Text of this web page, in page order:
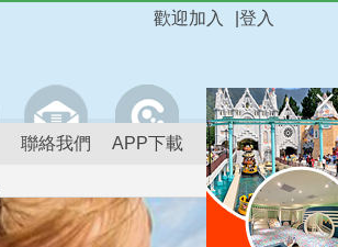
登入
歡迎加入
聯絡我們 APP下載